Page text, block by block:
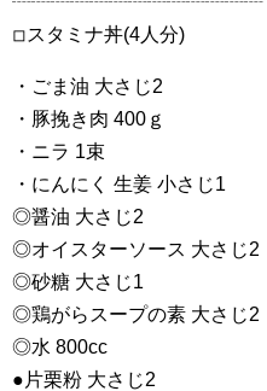
◽︎スタミナ丼(4人分)
・ごま油 大さじ2
・豚挽き肉 400ｇ
・ニラ 1束
・にんにく 生姜 小さじ1
◎醤油 大さじ2
◎オイスターソース 大さじ2
◎砂糖 大さじ1
◎鶏がらスープの素 大さじ2
◎水 800cc
●片栗粉 大さじ2